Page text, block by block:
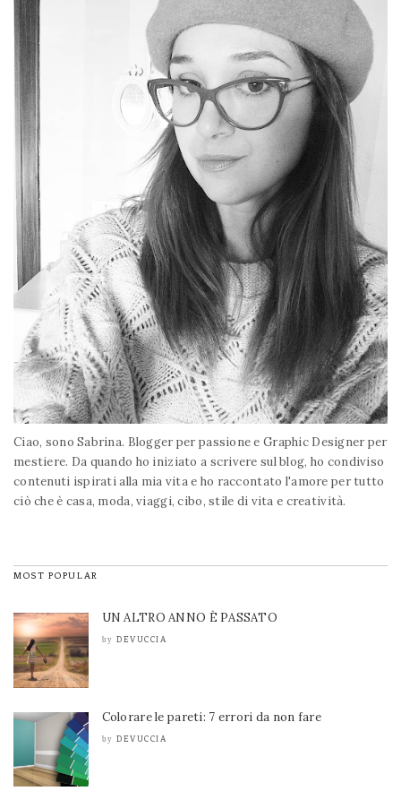
Ciao, sono Sabrina. Blogger per passione e Graphic Designer per
mestiere. Da quando ho iniziato a scrivere sul blog, ho condiviso
contenuti ispirati alla mia vita e ho raccontato l'amore per tutto
ciò che è casa, moda, viaggi, cibo, stile di vita e creatività.
MOST POPULAR
UN ALTRO ANNO È PASSATO
by DEVUCCIA
Colorare le pareti: 7 errori da non fare
by DEVUCCIA